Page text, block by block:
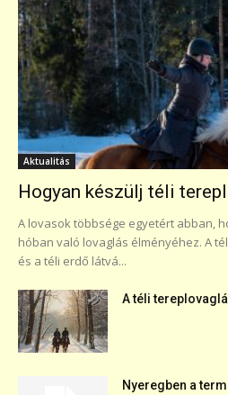
Aktualitás
Hogyan készülj téli
A lovasok többsége egyetért abban,
hóban való lovaglás élményéhez. A
és a téli erdő látvá...
A téli
Nyeregben a